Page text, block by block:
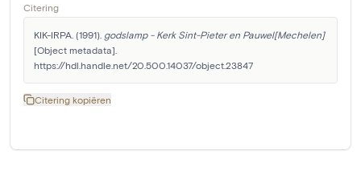
Citering
KIK-IRPA. (1991). godslamp - Kerk Sint-Pieter en Pauwel[Mechelen]
[Object metadata].
https://hdl.handle.net/20.500.14037/object.23847
Citering kopiëren